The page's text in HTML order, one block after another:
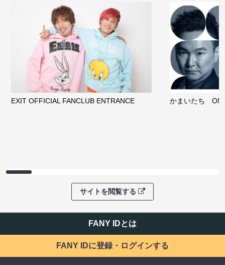
EXIT OFFICIAL FANCLUB ENTRANCE かまいたち
サイトを閲覧する
FANY IDとは
FANY IDに登録・ログインする